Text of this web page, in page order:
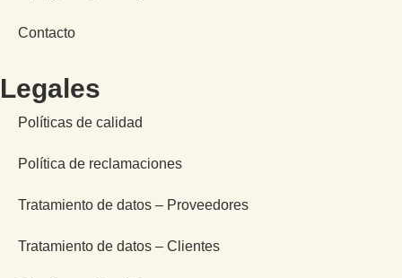
Contacto
Legales
Políticas de calidad
Política de reclamaciones
Tratamiento de datos – Proveedores
Tratamiento de datos – Clientes